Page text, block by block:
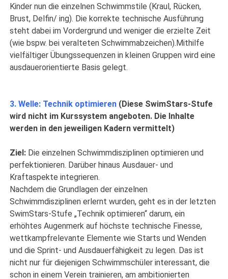
Kinder nun die einzelnen Schwimmstile (Kraul, Rücken,
Brust, Delfin/ ing). Die korrekte technische Ausführung
steht dabei im Vordergrund und weniger die erzielte Zeit
(wie bspw. bei veralteten Schwimmabzeichen).Mithilfe
vielfältiger Übungssequenzen in kleinen Gruppen wird eine
ausdauerorientierte Basis gelegt.
3. Welle: Technik optimieren (Diese SwimStars-Stufe
wird nicht im Kurssystem angeboten. Die Inhalte
werden in den jeweiligen Kadern vermittelt)
Ziel: Die einzelnen Schwimmdisziplinen optimieren und
perfektionieren. Darüber hinaus Ausdauer- und
Kraftaspekte integrieren.
Nachdem die Grundlagen der einzelnen
Schwimmdisziplinen erlernt wurden, geht es in der letzten
SwimStars-Stufe „Technik optimieren“ darum, ein
erhöhtes Augenmerk auf höchste technische Finesse,
wettkampfrelevante Elemente wie Starts und Wenden
und die Sprint- und Ausdauerfähigkeit zu legen. Das ist
nicht nur für diejenigen Schwimmschüler interessant, die
schon in einem Verein trainieren, am ambitionierten